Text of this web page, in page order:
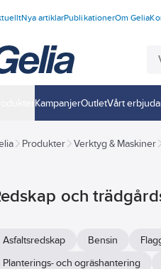
Nya artiklarPublikationerOm Gelia
KampanjerOutletVårt
Produkter Verktyg & Maskiner
och
Asfaltsredskap Bensin
Planterings- och ogräshantering